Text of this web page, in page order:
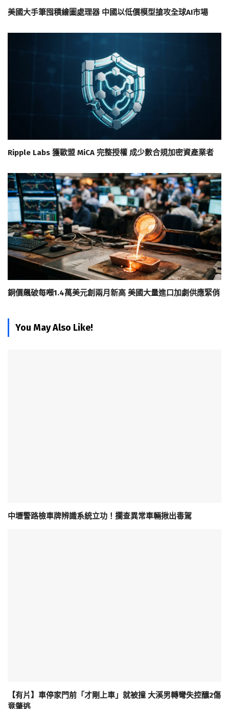
美國大手筆囤積繪圖處理器 中國以低價模型搶攻全球AI市場
Ripple Labs 獲歐盟 MiCA 完整授權 成少數合規加密資產業者
銅價飆破每噸1.4萬美元創兩月新高 美國大量進口加劇供應緊俏
You May Also Like!
中壢警路檢車牌辨識系統立功！攔查異常車輛揪出毒駕
【有片】車停家門前「才剛上車」就被撞 大溪男轉彎失控釀2傷
竟肇逃